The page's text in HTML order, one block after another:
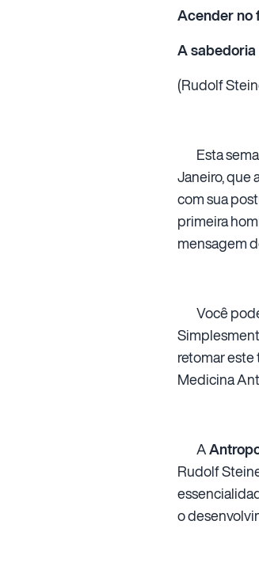
Acender no
A sabedoria
(Rudolf
Esta
Janeiro, que
com sua
primeira
mensagem
Você pode
retomar
Medicina
A
Rudolf
o